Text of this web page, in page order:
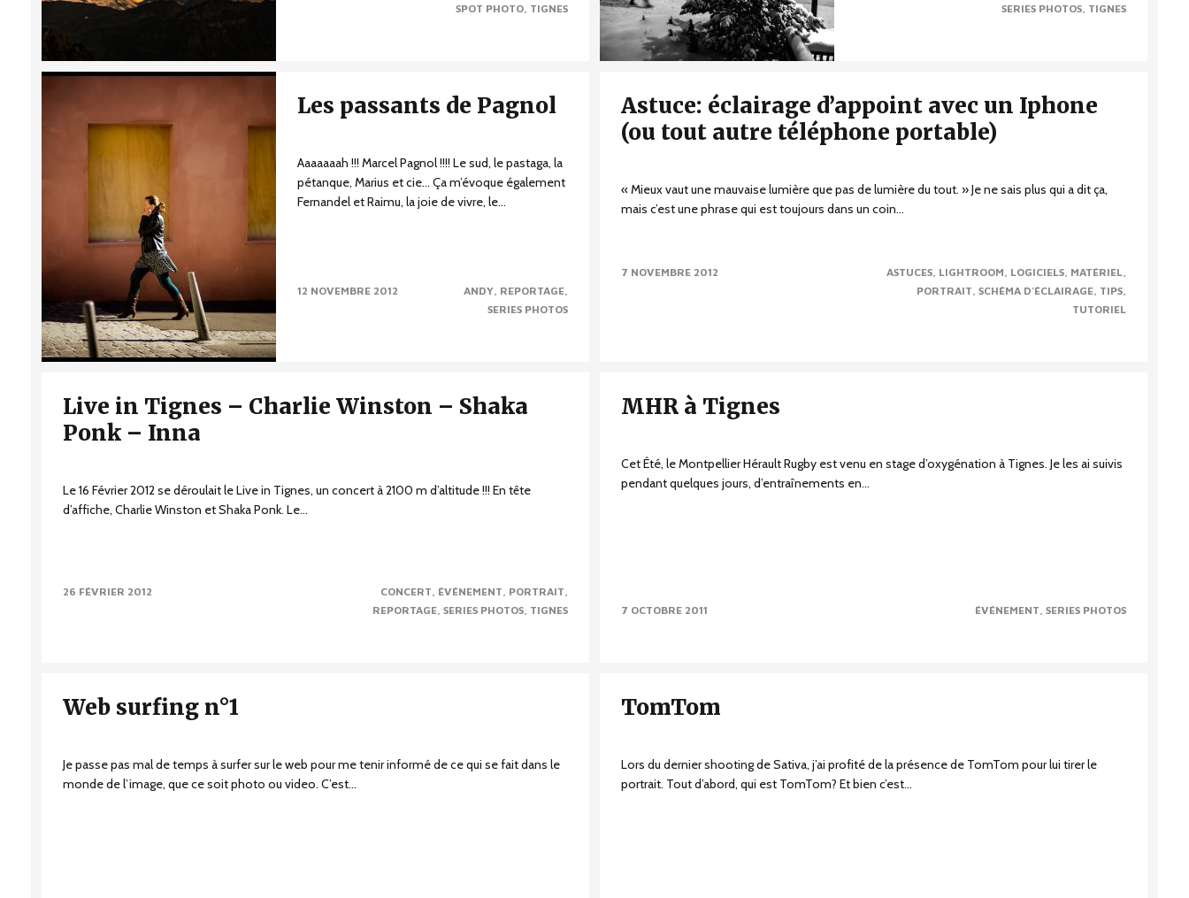
SPOT PHOTO TIGNES
SERIES PHOTOS TIGNES
Les passants de Pagnol
Aaaaaaah !!! Marcel Pagnol !!!! Le sud, le pastaga, la
pétanque, Marius et cie… Ça m’évoque également
Fernandel et Raimu, la joie de vivre, le...
12 NOVEMBRE 2012 ANDY REPORTAGE
SERIES PHOTOS
Astuce: éclairage d’appoint avec un Iphone
(ou tout autre téléphone portable)
« Mieux vaut une mauvaise lumière que pas de lumière du tout. » Je ne sais plus qui a dit ça,
mais c’est une phrase qui est toujours dans un coin...
7 NOVEMBRE 2012 ASTUCES LIGHTROOM LOGICIELS MATÉRIEL
PORTRAIT SCHÉMA D'ÉCLAIRAGE TIPS
TUTORIEL
Live in Tignes – Charlie Winston – Shaka
Ponk – Inna
Le 16 Février 2012 se déroulait le Live in Tignes, un concert à 2100 m d’altitude !!! En tête
d’affiche, Charlie Winston et Shaka Ponk. Le...
26 FÉVRIER 2012 CONCERT ÉVÉNEMENT PORTRAIT
REPORTAGE SERIES PHOTOS TIGNES
MHR à Tignes
Cet Été, le Montpellier Hérault Rugby est venu en stage d’oxygénation à Tignes. Je les ai suivis
pendant quelques jours, d’entraînements en...
7 OCTOBRE 2011 ÉVÉNEMENT SERIES PHOTOS
Web surfing n°1
Je passe pas mal de temps à surfer sur le web pour me tenir informé de ce qui se fait dans le
monde de l’image, que ce soit photo ou video. C’est...
TomTom
Lors du dernier shooting de Sativa, j’ai profité de la présence de TomTom pour lui tirer le
portrait. Tout d’abord, qui est TomTom? Et bien c’est...